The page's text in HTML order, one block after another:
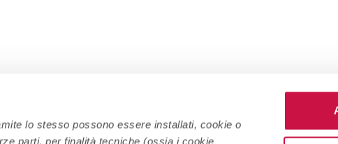
lo stesso possono essere installati, cookie o
parti, per finalità tecniche (ossia i cookie